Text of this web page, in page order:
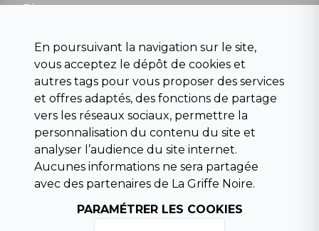
Divers
Beaux livres et art
Para scolaire
Histoire
Pochoteque
Pleiade
INFORMATIONS
Droit de rétractation
Conditions générales de vente
En poursuivant la navigation sur le site,
vous acceptez le dépôt de cookies et
autres tags pour vous proposer des services
et offres adaptés, des fonctions de partage
vers les réseaux sociaux, permettre la
personnalisation du contenu du site et
analyser l’audience du site internet.
Aucunes informations ne sera partagée
avec des partenaires de La Griffe Noire.
PARAMÉTRER LES COOKIES